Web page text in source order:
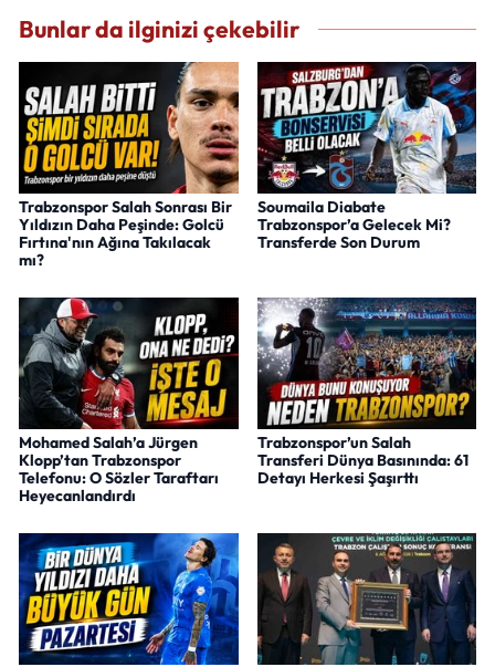
Bunlar da ilginizi çekebilir
Trabzonspor Salah Sonrası Bir
Yıldızın Daha Peşinde: Golcü
Fırtına'nın Ağına Takılacak
mı?
Soumaila Diabate
Trabzonspor’a Gelecek Mi?
Transferde Son Durum
Mohamed Salah’a Jürgen
Klopp’tan Trabzonspor
Telefonu: O Sözler Taraftarı
Heyecanlandırdı
Trabzonspor’un Salah
Transferi Dünya Basınında: 61
Detayı Herkesi Şaşırttı